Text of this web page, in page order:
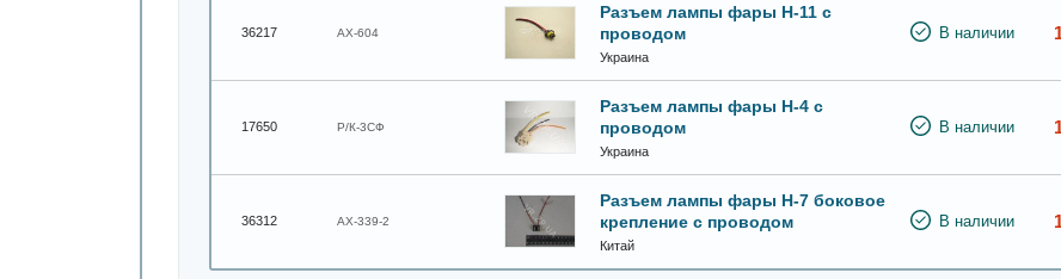
36217 АХ-604
Разъем лампы фары Н-11 с
проводом
Украина
В наличии
17650 Р/К-3СФ
Разъем лампы фары Н-4 с
проводом
Украина
В наличии
36312 АХ-339-2
Разъем лампы фары Н-7 боковое
крепление с проводом
Китай
В наличии